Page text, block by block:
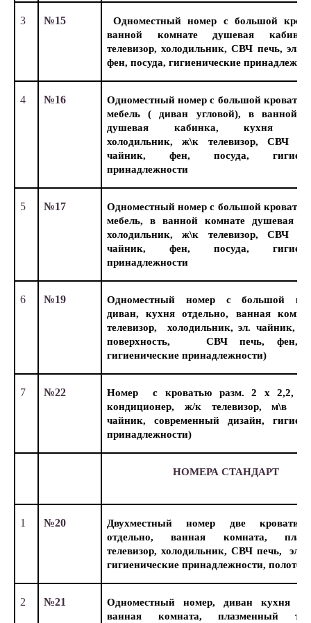
3 №15
Одноместный номер с большой
ванной комнате душевая
телевизор, холодильник, СВЧ печь, эл.
фен, посуда, гигиенические
4 №16
Одноместный номер с большой
мебель ( диван угловой), в ванной
душевая кабинка, кухня
холодильник, ж\к телевизор, СВЧ
чайник, фен, посуда,
принадлежности
5 №17
Одноместный номер с большой
мебель, в ванной комнате душевая
холодильник, ж\к телевизор, СВЧ
чайник, фен, посуда,
принадлежности
6 №19
Одноместный номер с большой
диван, кухня отдельно, ванная
телевизор, холодильник, эл. чайник,
поверхность, СВЧ печь, фен,
гигиенические принадлежности)
7 №22
Номер с кроватью разм. 2 х 2,2,
кондиционер, ж/к телевизор, м\в
чайник, современный дизайн,
принадлежности)
НОМЕРА СТАНДАРТ
1 №20
Двухместный номер две кровати,
отдельно, ванная комната,
телевизор, холодильник, СВЧ печь, эл.
гигиенические принадлежности,
2 №21
Одноместный номер, диван кухня
ванная комната, плазменный